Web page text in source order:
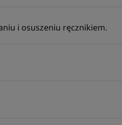
i osuszeniu ręcznikiem.